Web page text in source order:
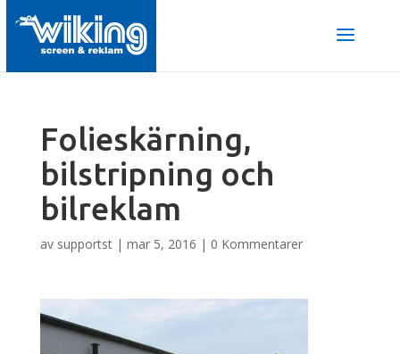
Folieskärning,
bilstripning och
bilreklam
av supportst| mar 5, 2016 | 0 Kommentarer